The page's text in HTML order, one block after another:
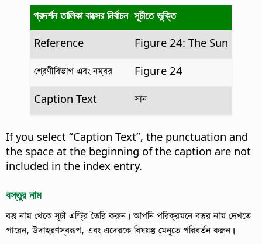
প্রদর্শন তালিকা বাক্সের নির্বাচন সূচীতে ভুক্তি
Reference
Figure 24: The Sun
শ্রেণীবিভাগ এবং নম্বর
Figure 24
Caption Text
সান
If you select “Caption Text”, the punctuation and
the space at the beginning of the caption are not
included in the index entry.
বস্তুর নাম
বস্তু নাম থেকে সূচী এন্ট্রি তৈরি করুন। আপনি পরিক্রমনে বস্তুর নাম দেখতে
পারেন, উদাহরণস্বরূপ, এবং এদেরকে বিষয়স্তু মেনুতে পরিবর্তন করুন।